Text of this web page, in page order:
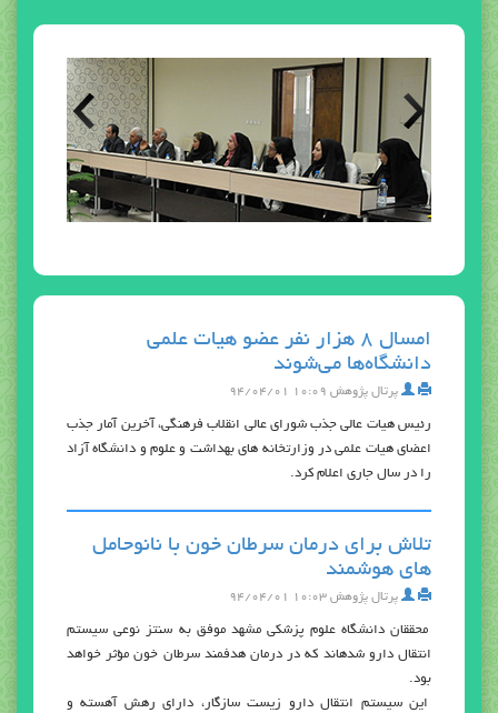
امسال ۸ هزار نفر عضو هیات علمی
دانشگاه‌ها می‌شوند
پرتال پژوهش ۱۰:۰۹ ۹۴/۰۴/۰۱
رئیس هیات عالی جذب شورای عالی انقلاب فرهنگی، آخرین آمار جذب
اعضای هیات علمی در وزارتخانه های بهداشت و علوم و دانشگاه آزاد
را در سال جاری اعلام کرد.
تلاش برای درمان سرطان خون با نانوحامل‌
های هوشمند
پرتال پژوهش ۱۰:۰۳ ۹۴/۰۴/۰۱
محققان دانشگاه علوم پزشکی مشهد موفق به سنتز نوعی سیستم
انتقال دارو شدهاند که در درمان هدفمند سرطان خون مؤثر خواهد
بود.
این سیستم انتقال دارو زیست سازگار، دارای رهش آهسته و